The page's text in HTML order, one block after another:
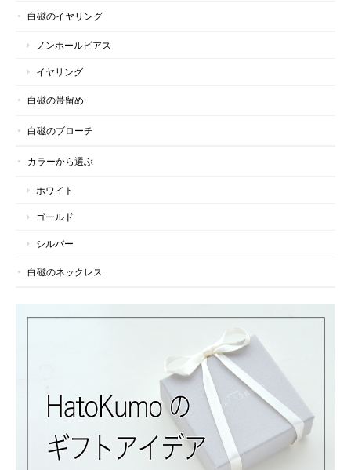
白磁のイヤリング
ノンホールピアス
イヤリング
白磁の帯留め
白磁のブローチ
カラーから選ぶ
ホワイト
ゴールド
シルバー
白磁のネックレス